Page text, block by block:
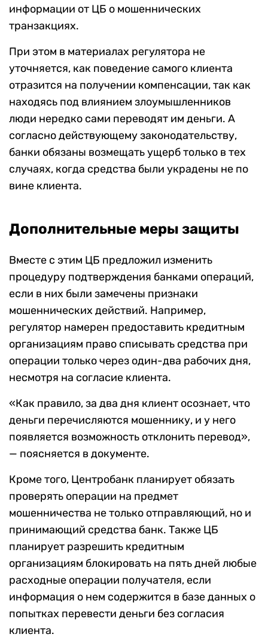
информации от ЦБ о мошеннических
транзакциях.
При этом в материалах регулятора не
уточняется, как поведение самого клиента
отразится на получении компенсации, так как
находясь под влиянием злоумышленников
люди нередко сами переводят им деньги. А
согласно действующему законодательству,
банки обязаны возмещать ущерб только в тех
случаях, когда средства были украдены не по
вине клиента.
Дополнительные меры защиты
Вместе с этим ЦБ предложил изменить
процедуру подтверждения банками операций,
если в них были замечены признаки
мошеннических действий. Например,
регулятор намерен предоставить кредитным
организациям право списывать средства при
операции только через один-два рабочих дня,
несмотря на согласие клиента.
«Как правило, за два дня клиент осознает, что
деньги перечисляются мошеннику, и у него
появляется возможность отклонить перевод»,
— поясняется в документе.
Кроме того, Центробанк планирует обязать
проверять операции на предмет
мошенничества не только отправляющий, но и
принимающий средства банк. Также ЦБ
планирует разрешить кредитным
организациям блокировать на пять дней любые
расходные операции получателя, если
информация о нем содержится в базе данных о
попытках перевести деньги без согласия
клиента.